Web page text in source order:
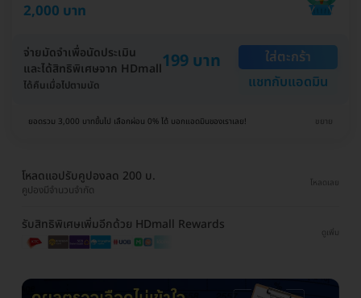
2,000 บาท
จ่ายมัดจำเพื่อนัดประเมิน
และได้สิทธิพิเศษจาก HDmall199 บาท
ได้คืนเมื่อไปตามนัด
ใส่ตะกร้า
แชทกับแอดมิน
ยอดรวม 3,000 บาทขึ้นไป เลือกผ่อน 0% ได้ บอกแอดมินของเราเลย! ขยาย
โหลดแอปรับคูปองลด 200 บ.
คูปองมีจำนวนจำกัด
โหลดเลย
รับสิทธิพิเศษเพิ่มอีกด้วย HDmall Rewards
ดูเพิ่ม